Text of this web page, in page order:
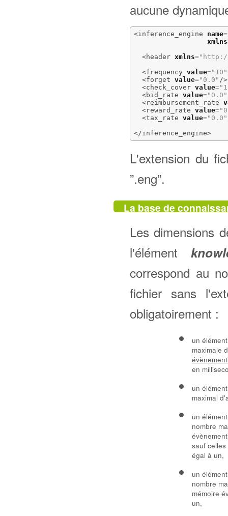
aucune
<inference_engine name=
xmlns
<header xmlns="http://
<frequency value="10"
<forget value="0.0" />
<check_cover value=
<bid_rate value="0.0"
<reimbursement_rate
<reward_rate value=
<tax_rate value="0.0"
</inference_engine>
L'extension du
”.eng”.
La base de
Les dimensions
l'élément
correspond au
fichier sans
obligatoirement :
un
maximale
en
un
maximal
un
nombre
sauf
égal à un,
un
nombre
mémoire
un,